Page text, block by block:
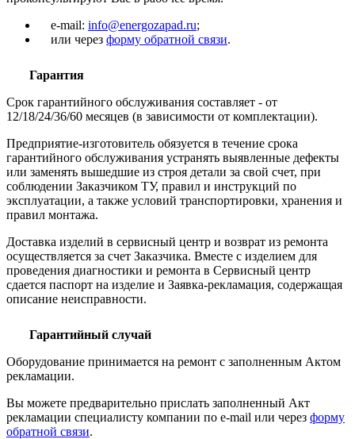
e-mail: info@energozapad.ru;
или через форму обратной связи.
Гарантия
Срок гарантийного обслуживания составляет - от
12/18/24/36/60 месяцев (в зависимости от комплектации).
Предприятие-изготовитель обязуется в течение срока
гарантийного обслуживания устранять выявленные дефекты
или заменять вышедшие из строя детали за свой счет, при
соблюдении Заказчиком ТУ, правил и инструкций по
эксплуатации, а также условий транспортировки, хранения и
правил монтажа.
Доставка изделий в сервисный центр и возврат из ремонта
осуществляется за счет Заказчика. Вместе с изделием для
проведения диагностики и ремонта в Сервисный центр
сдается паспорт на изделие и Заявка-рекламация, содержащая
описание неисправности.
Гарантийный случай
Оборудование принимается на ремонт с заполненным Актом
рекламации.
Вы можете предварительно прислать заполненный Акт
рекламации специалисту компании по e-mail или через форму
обратной связи.